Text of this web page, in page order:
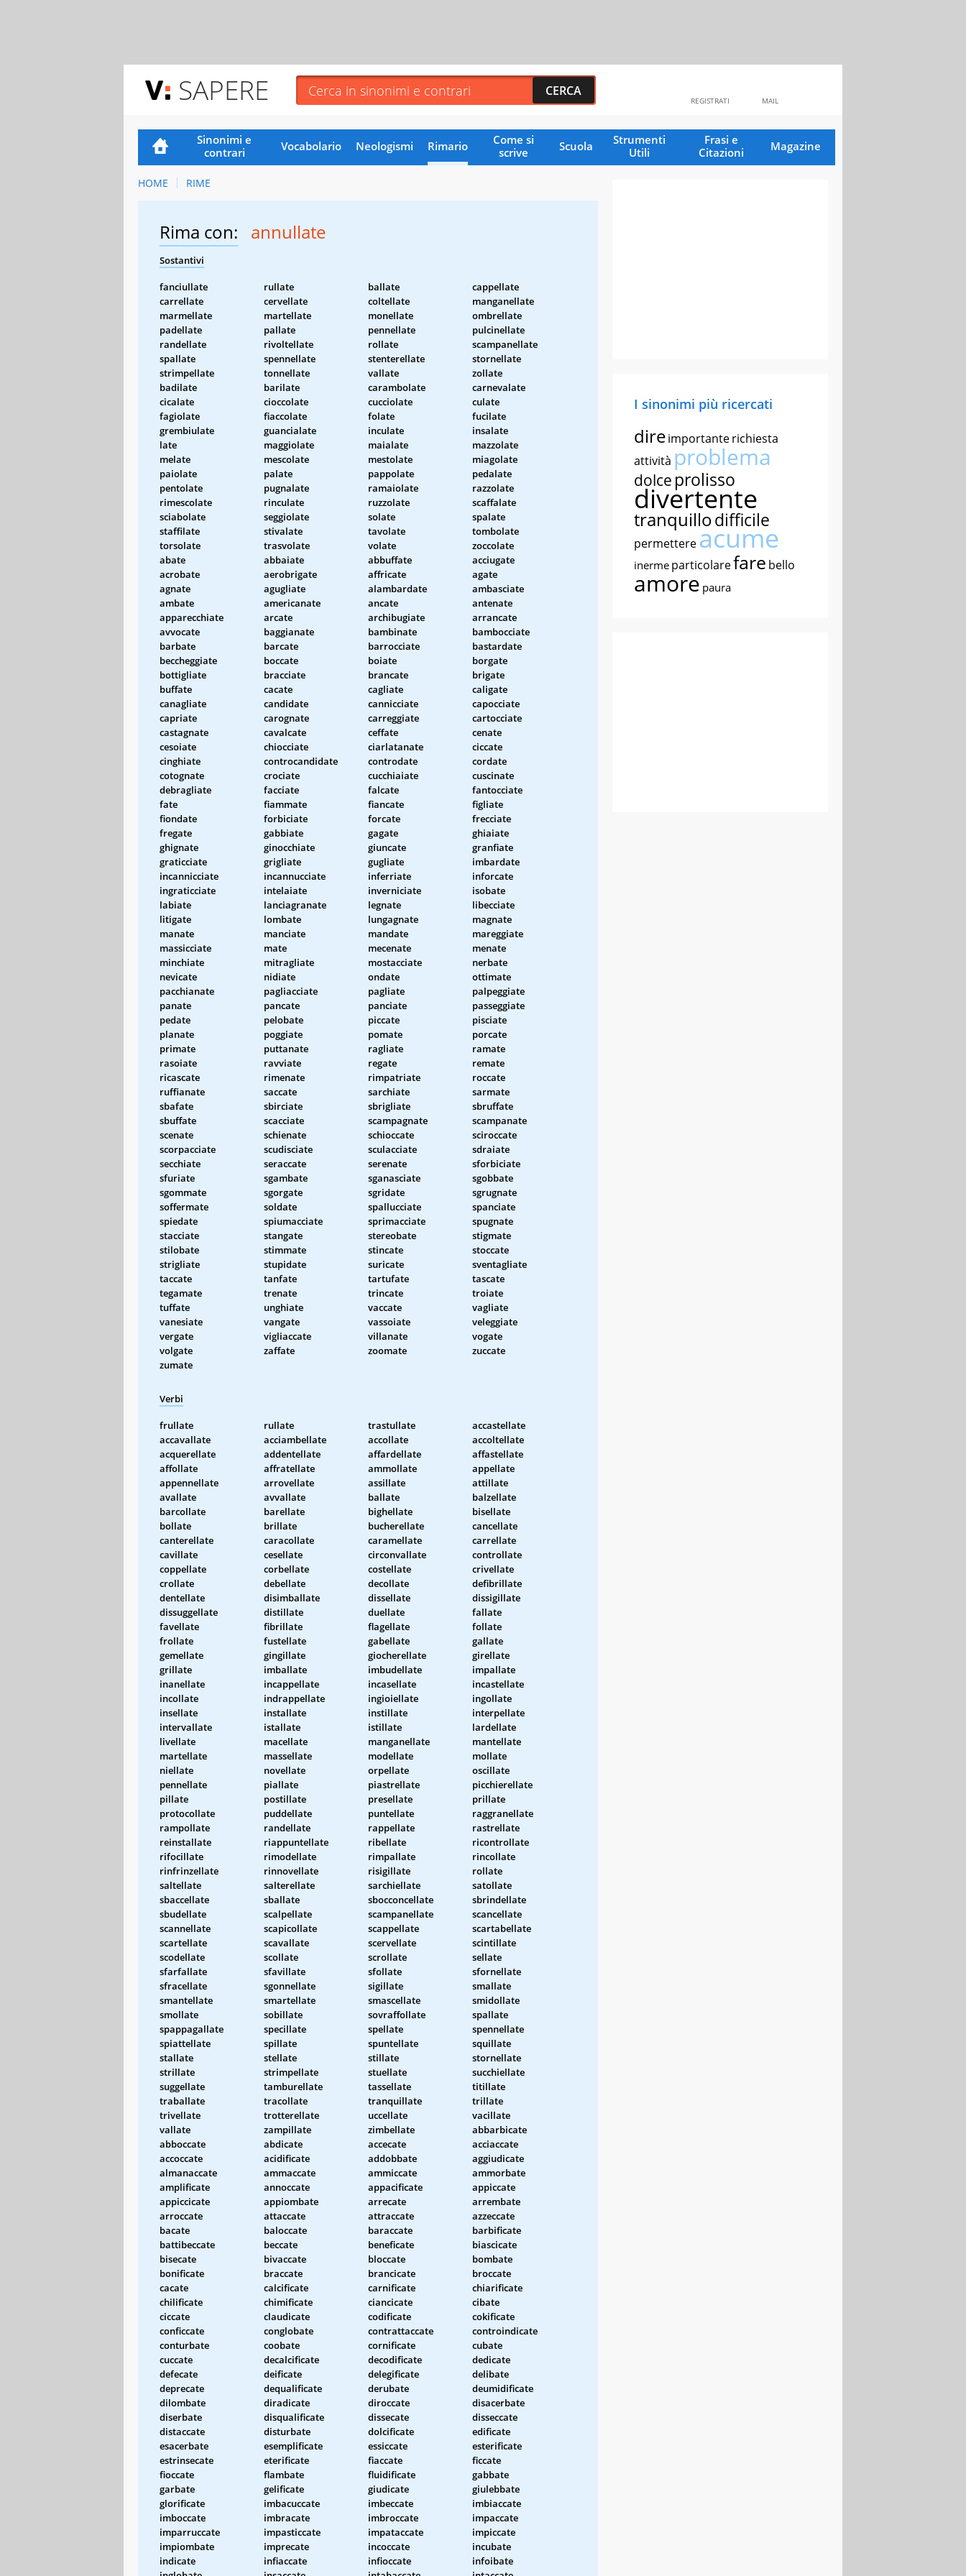
SAPERE MAIL
REGISTRATI
Sinonimi e
contrari
Vocabolario Neologismi Rimario
Come si
scrive
Scuola
Strumenti
Utili
Frasi e
Citazioni
Magazine
HOME RIME
Rima con: annullate
Sostantivi
fanciullate rullate ballate
cappellate
carrellate
cervellate coltellate
manganellate
marmellate
martellate monellate
ombrellate
padellate
pallate pennellate
pulcinellate
randellate
rivoltellate rollate
scampanellate
spallate
spennellate stenterellate
stornellate
strimpellate
tonnellate vallate
zollate
badilate
barilate carambolate
carnevalate
cicalate
cioccolate cucciolate
culate
fagiolate
fiaccolate folate
fucilate
grembiulate
guancialate inculate
insalate
late
maggiolate maialate
mazzolate
melate
mescolate mestolate
miagolate
paiolate
palate pappolate
pedalate
pentolate
pugnalate ramaiolate
razzolate
rimescolate
rinculate ruzzolate
scaffalate
sciabolate
seggiolate solate
spalate
staffilate
stivalate tavolate
tombolate
torsolate
trasvolate volate
zoccolate
abate
abbaiate abbuffate
acciugate
acrobate
aerobrigate affricate
agate
agnate
agugliate alambardate
ambasciate
ambate
americanate ancate
antenate
apparecchiate
arcate archibugiate
arrancate
avvocate
baggianate bambinate
bambocciate
barbate
barcate barrocciate
bastardate
beccheggiate
boccate boiate
borgate
bottigliate
bracciate brancate
brigate
buffate
cacate cagliate
caligate
canagliate
candidate cannicciate
capocciate
capriate
carognate carreggiate
cartocciate
castagnate
cavalcate ceffate
cenate
cesoiate
chiocciate ciarlatanate
ciccate
cinghiate
controcandidate controdate
cordate
cotognate
crociate cucchiaiate
cuscinate
debragliate
facciate falcate
fantocciate
fate
fiammate fiancate
figliate
fiondate
forbiciate forcate
frecciate
fregate
gabbiate gagate
ghiaiate
ghignate
ginocchiate giuncate
granfiate
graticciate
grigliate gugliate
imbardate
incannicciate
incannucciate inferriate
inforcate
ingraticciate
intelaiate inverniciate
isobate
labiate
lanciagranate legnate
libecciate
litigate
lombate lungagnate
magnate
manate
manciate mandate
mareggiate
massicciate
mate mecenate
menate
minchiate
mitragliate mostacciate
nerbate
nevicate
nidiate ondate
ottimate
pacchianate
pagliacciate pagliate
palpeggiate
panate
pancate panciate
passeggiate
pedate
pelobate piccate
pisciate
planate
poggiate pomate
porcate
primate
puttanate ragliate
ramate
rasoiate
ravviate regate
remate
ricascate
rimenate rimpatriate
roccate
ruffianate
saccate sarchiate
sarmate
sbafate
sbirciate sbrigliate
sbruffate
sbuffate
scacciate scampagnate
scampanate
scenate
schienate schioccate
sciroccate
scorpacciate
scudisciate sculacciate
sdraiate
secchiate
seraccate serenate
sforbiciate
sfuriate
sgambate sganasciate
sgobbate
sgommate
sgorgate sgridate
sgrugnate
soffermate
soldate spallucciate
spanciate
spiedate
spiumacciate sprimacciate
spugnate
stacciate
stangate stereobate
stigmate
stilobate
stimmate stincate
stoccate
strigliate
stupidate suricate
sventagliate
taccate
tanfate tartufate
tascate
tegamate
trenate trincate
troiate
tuffate
unghiate vaccate
vagliate
vanesiate
vangate vassoiate
veleggiate
vergate
vigliaccate villanate
vogate
volgate
zaffate zoomate
zuccate
zumate
Verbi
frullate rullate trastullate
accastellate
accavallate
acciambellate accollate
accoltellate
acquerellate
addentellate affardellate
affastellate
affollate
affratellate ammollate
appellate
appennellate
arrovellate assillate
attillate
avallate
avvallate ballate
balzellate
barcollate
barellate bighellate
bisellate
bollate
brillate bucherellate
cancellate
canterellate
caracollate caramellate
carrellate
cavillate
cesellate circonvallate
controllate
coppellate
corbellate costellate
crivellate
crollate
debellate decollate
defibrillate
dentellate
disimballate dissellate
dissigillate
dissuggellate
distillate duellate
fallate
favellate
fibrillate flagellate
follate
frollate
fustellate gabellate
gallate
gemellate
gingillate giocherellate
girellate
grillate
imballate imbudellate
impallate
inanellate
incappellate incasellate
incastellate
incollate
indrappellate ingioiellate
ingollate
insellate
installate instillate
interpellate
intervallate
istallate istillate
lardellate
livellate
macellate manganellate
mantellate
martellate
massellate modellate
mollate
niellate
novellate orpellate
oscillate
pennellate
piallate piastrellate
picchierellate
pillate
postillate presellate
prillate
protocollate
puddellate puntellate
raggranellate
rampollate
randellate rappellate
rastrellate
reinstallate
riappuntellate ribellate
ricontrollate
rifocillate
rimodellate rimpallate
rincollate
rinfrinzellate
rinnovellate risigillate
rollate
saltellate
salterellate sarchiellate
satollate
sbaccellate
sballate sbocconcellate
sbrindellate
sbudellate
scalpellate scampanellate
scancellate
scannellate
scapicollate scappellate
scartabellate
scartellate
scavallate scervellate
scintillate
scodellate
scollate scrollate
sellate
sfarfallate
sfavillate sfollate
sfornellate
sfracellate
sgonnellate sigillate
smallate
smantellate
smartellate smascellate
smidollate
smollate
sobillate sovraffollate
spallate
spappagallate
specillate spellate
spennellate
spiattellate
spillate spuntellate
squillate
stallate
stellate stillate
stornellate
strillate
strimpellate stuellate
succhiellate
suggellate
tamburellate tassellate
titillate
traballate
tracollate tranquillate
trillate
trivellate
trotterellate uccellate
vacillate
vallate
zampillate zimbellate
abbarbicate
abboccate
abdicate accecate
acciaccate
accoccate
acidificate addobbate
aggiudicate
almanaccate
ammaccate ammiccate
ammorbate
amplificate
annoccate appacificate
appiccate
appiccicate
appiombate arrecate
arrembate
arroccate
attaccate attraccate
azzeccate
bacate
baloccate baraccate
barbificate
battibeccate
beccate beneficate
biascicate
bisecate
bivaccate bloccate
bombate
bonificate
braccate brancicate
broccate
cacate
calcificate carnificate
chiarificate
chilificate
chimificate ciancicate
cibate
ciccate
claudicate codificate
cokificate
conficcate
conglobate contrattaccate
controindicate
conturbate
coobate cornificate
cubate
cuccate
decalcificate decodificate
dedicate
defecate
deificate delegificate
delibate
deprecate
dequalificate derubate
deumidificate
dilombate
diradicate diroccate
disacerbate
diserbate
disqualificate dissecate
disseccate
distaccate
disturbate dolcificate
edificate
esacerbate
esemplificate essiccate
esterificate
estrinsecate
eterificate fiaccate
ficcate
fioccate
flambate fluidificate
gabbate
garbate
gelificate giudicate
giulebbate
glorificate
imbacuccate imbeccate
imbiaccate
imboccate
imbracate imbroccate
impaccate
imparruccate
impasticcate impataccate
impiccate
impiombate
imprecate incoccate
incubate
indicate
infiaccate infioccate
infoibate
I sinonimi più ricercati
direimportanterichiesta
attività problema
dolce prolisso
divertente
tranquillodifficile
permettereacume
inerme particolarefare bello
amore paura